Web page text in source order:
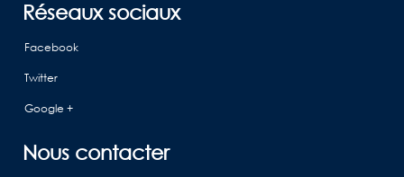
Réseaux sociaux
Facebook
Twitter
Google +
Nous contacter